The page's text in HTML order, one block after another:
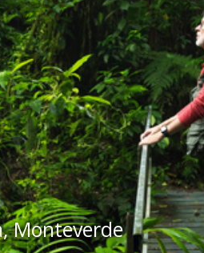
Monteverde